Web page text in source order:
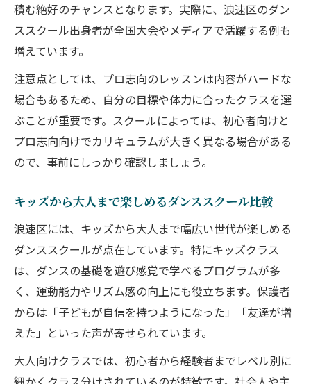
積む絶好のチャンスとなります。実際に、浪速区のダン
ススクール出身者が全国大会やメディアで活躍する例も
増えています。
注意点としては、プロ志向のレッスンは内容がハードな
場合もあるため、自分の目標や体力に合ったクラスを選
ぶことが重要です。スクールによっては、初心者向けと
プロ志向向けでカリキュラムが大きく異なる場合がある
ので、事前にしっかり確認しましょう。
キッズから大人まで楽しめるダンススクール比較
浪速区には、キッズから大人まで幅広い世代が楽しめる
ダンススクールが点在しています。特にキッズクラス
は、ダンスの基礎を遊び感覚で学べるプログラムが多
く、運動能力やリズム感の向上にも役立ちます。保護者
からは「子どもが自信を持つようになった」「友達が増
えた」といった声が寄せられています。
大人向けクラスでは、初心者から経験者までレベル別に